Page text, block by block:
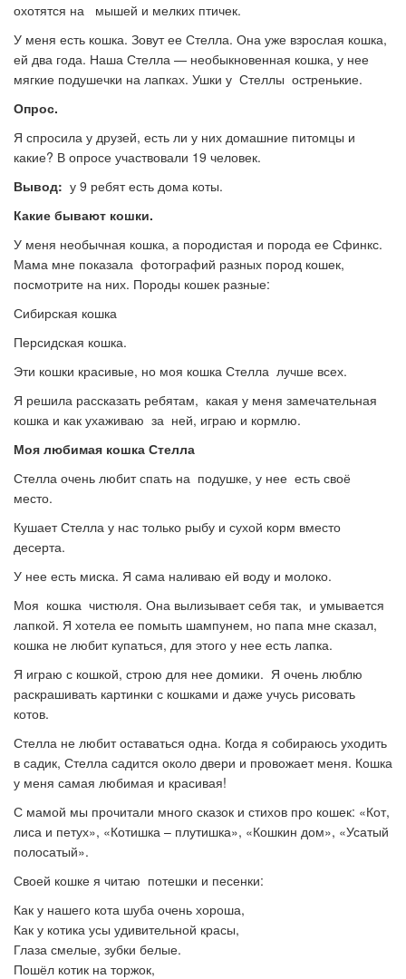
охотятся на мышей и мелких птичек.
У меня есть кошка. Зовут ее Стелла. Она уже взрослая кошка,
ей два года. Наша Стелла — необыкновенная кошка, у нее
мягкие подушечки на лапках. Ушки у Стеллы остренькие.
Опрос.
Я спросила у друзей, есть ли у них домашние питомцы и
какие? В опросе участвовали 19 человек.
Вывод: у 9 ребят есть дома коты.
Какие бывают кошки.
У меня необычная кошка, а породистая и порода ее Сфинкс.
Мама мне показала фотографий разных пород кошек,
посмотрите на них. Породы кошек разные:
Сибирская кошка
Персидская кошка.
Эти кошки красивые, но моя кошка Стелла лучше всех.
Я решила рассказать ребятам, какая у меня замечательная
кошка и как ухаживаю за ней, играю и кормлю.
Моя любимая кошка Стелла
Стелла очень любит спать на подушке, у нее есть своё
место.
Кушает Стелла у нас только рыбу и сухой корм вместо
десерта.
У нее есть миска. Я сама наливаю ей воду и молоко.
Моя кошка чистюля. Она вылизывает себя так, и умывается
лапкой. Я хотела ее помыть шампунем, но папа мне сказал,
кошка не любит купаться, для этого у нее есть лапка.
Я играю с кошкой, строю для нее домики. Я очень люблю
раскрашивать картинки с кошками и даже учусь рисовать
котов.
Стелла не любит оставаться одна. Когда я собираюсь уходить
в садик, Стелла садится около двери и провожает меня. Кошка
у меня самая любимая и красивая!
С мамой мы прочитали много сказок и стихов про кошек: «Кот,
лиса и петух», «Котишка – плутишка», «Кошкин дом», «Усатый
полосатый».
Своей кошке я читаю потешки и песенки:
Как у нашего кота шуба очень хороша,
Как у котика усы удивительной красы,
Глаза смелые, зубки белые.
Пошёл котик на торжок,